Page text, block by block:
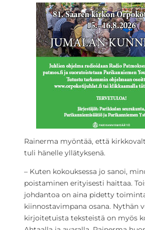
Rainerma myöntää, että
tuli hänelle yllätyksenä.
– Kuten kokouksessa jo sanoi,
poistaminen erityisesti haittaa.
johdantoa on aina pidetty
kiinnostavimpana osana. Nythän
kirjoitetuista teksteistä on myös